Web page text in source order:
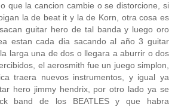
que la cancion cambie o se distorcione, si
la de beat it y la de Korn, otra cosa es
guitar hero de tal banda y luego oro
estan cada dia sacando al año 3 guitar
larga una de dos o llegara a aburrir o dos
el aerosmith fue un juego simplon,
traera nuevos instrumentos, y igual ya
hero jimmy hendrix, por otro lado ya se
band de los BEATLES y que habra